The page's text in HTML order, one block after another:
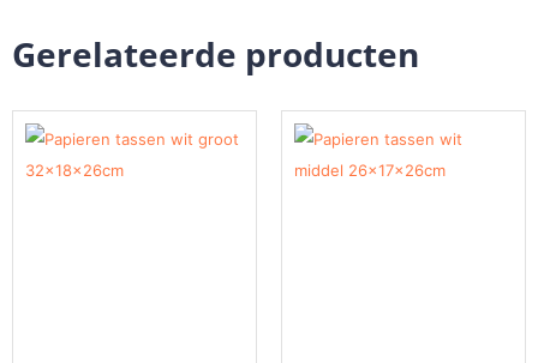
Gerelateerde producten